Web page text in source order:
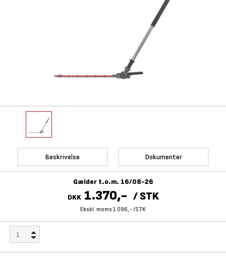
Beskrivelse Dokumenter
Gælder t.o.m. 16/08-26
DKK 1.370,- / STK
Ekskl. moms 1.096,- /STK